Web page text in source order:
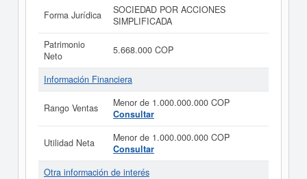
Forma Jurídica
SOCIEDAD POR ACCIONES
SIMPLIFICADA
Patrimonio
Neto
5.668.000 COP
Información Financiera
Rango Ventas
Menor de 1.000.000.000 COP
Consultar
Utilidad Neta
Menor de 1.000.000.000 COP
Consultar
Otra información de interés